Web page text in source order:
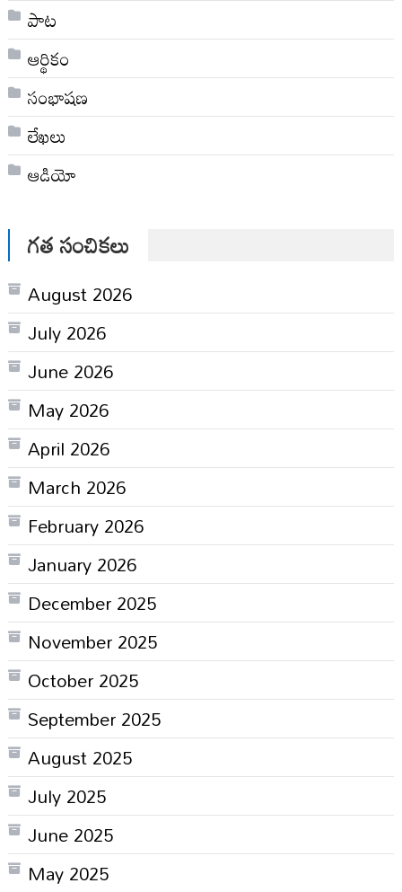
పాట
ఆర్థికం
సంభాషణ
లేఖలు
ఆడియో
గత సంచికలు
August 2026
July 2026
June 2026
May 2026
April 2026
March 2026
February 2026
January 2026
December 2025
November 2025
October 2025
September 2025
August 2025
July 2025
June 2025
May 2025